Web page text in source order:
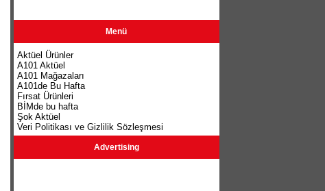
Menü
Aktüel Ürünler
A101 Aktüel
A101 Mağazaları
A101de Bu Hafta
Fırsat Ürünleri
BİMde bu hafta
Şok Aktüel
Veri Politikası ve Gizlilik Sözleşmesi
Advertising